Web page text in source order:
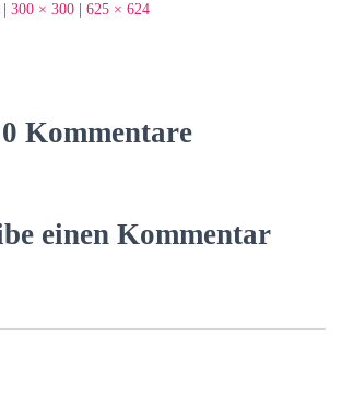
300 × 300 625 × 624
0 Kommentare
einen Kommentar